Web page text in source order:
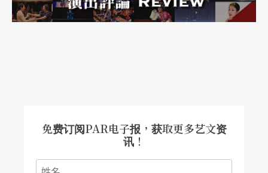
免费订阅PAR电子报，获取更多艺文资
讯！